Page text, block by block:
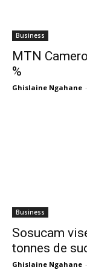
Business
MTN
%
Ghislaine Ngahane -
Business
Sosucam
tonnes de
Ghislaine Ngahane -